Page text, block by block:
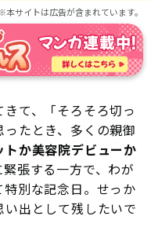
本サイトは広告が含まれています。
て、「そろそろ切っ
たとき、多くの親御
トか美容院デビューか
張する一方で、わが
別な記念日。せっか
出として残したいで